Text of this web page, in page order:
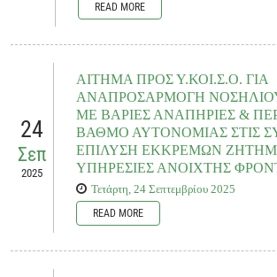
READ MORE
Η ΠΟΣΓΚΑμεΑ ενθαρρύνει θερμά τα μέλη της να
εντός του 2025 και να ωφελήσει τουλάχιστον 2.500
ανά τη χώρα, παρέχοντας ολοκληρωμένες
οικογενειοκεντρικής παρέμβασης.
24
Σεπ
2025
ΑΙΤΗΜΑ ΠΡΟΣ Υ.ΚΟΙ.Σ.Ο. ΓΙΑ
ΑΝΑΠΡΟΣΑΡΜΟΓΗ
ΜΕ ΒΑΡΙΕΣ ΑΝΑΠΗΡΙΕΣ &
ΒΑΘΜΟ ΑΥΤΟΝΟΜΙΑΣ ΣΤΙΣ
ΕΠΙΛΥΣΗ ΕΚΚΡΕΜΩΝ
ΥΠΗΡΕΣΙΕΣ ΑΝΟΙΧΤΗΣ
Τετάρτη, 24 Σεπτεμβρίου 2025
READ MORE
Λαμβάνοντας υπόψη τα ανωτέρω, και επειδή οι